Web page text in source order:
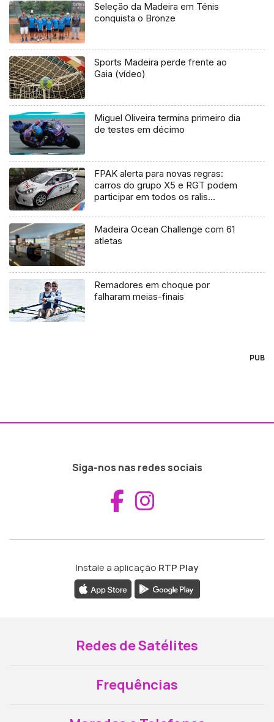
Seleção da Madeira em Ténis
conquista o Bronze
Sports Madeira perde frente ao
Gaia (vídeo)
Miguel Oliveira termina primeiro dia
de testes em décimo
FPAK alerta para novas regras:
carros do grupo X5 e RGT podem
participar em todos os ralis
geral
Madeira Ocean Challenge com 61
atletas
Remadores em choque por
falharam meias-finais
PUB
Siga-nos nas redes sociais
Aceder ao
Instale a aplicação RTP Play
Redes de Satélites
Frequências